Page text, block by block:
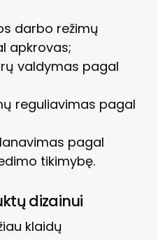
darbo režimų
apkrovas;
valdymas pagal
reguliavimas pagal
pagal
tikimybę.
dizainui
klaidų